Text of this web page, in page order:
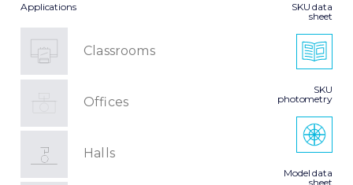
Applications
Classrooms
Offices
Halls
SKU data
sheet
SKU
photometry
Model data
sheet